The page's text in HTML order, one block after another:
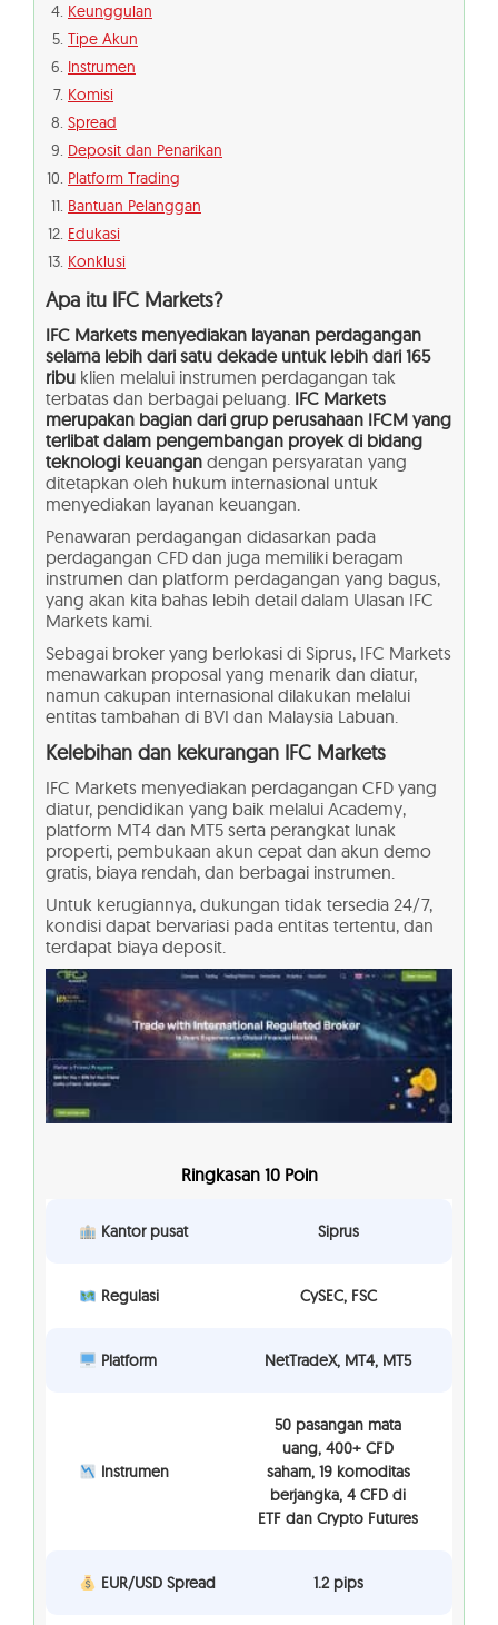
Keunggulan
Tipe Akun
Instrumen
Komisi
Spread
Deposit dan Penarikan
Platform Trading
Bantuan Pelanggan
Edukasi
Konklusi
Apa itu IFC Markets?
IFC Markets menyediakan layanan perdagangan
selama lebih dari satu dekade untuk lebih dari 165
ribu klien melalui instrumen perdagangan tak
terbatas dan berbagai peluang. IFC Markets
merupakan bagian dari grup perusahaan IFCM yang
terlibat dalam pengembangan proyek di bidang
teknologi keuangan dengan persyaratan yang
ditetapkan oleh hukum internasional untuk
menyediakan layanan keuangan.
Penawaran perdagangan didasarkan pada
perdagangan CFD dan juga memiliki beragam
instrumen dan platform perdagangan yang bagus,
yang akan kita bahas lebih detail dalam Ulasan IFC
Markets kami.
Sebagai broker yang berlokasi di Siprus, IFC Markets
menawarkan proposal yang menarik dan diatur,
namun cakupan internasional dilakukan melalui
entitas tambahan di BVI dan Malaysia Labuan.
Kelebihan dan kekurangan IFC Markets
IFC Markets menyediakan perdagangan CFD yang
diatur, pendidikan yang baik melalui Academy,
platform MT4 dan MT5 serta perangkat lunak
properti, pembukaan akun cepat dan akun demo
gratis, biaya rendah, dan berbagai instrumen.
Untuk kerugiannya, dukungan tidak tersedia 24/7,
kondisi dapat bervariasi pada entitas tertentu, dan
terdapat biaya deposit.
Ringkasan 10 Poin
Kantor pusat Siprus
Regulasi CySEC, FSC
Platform NetTradeX, MT4, MT5
Instrumen
50 pasangan mata
uang, 400+ CFD
saham, 19 komoditas
berjangka, 4 CFD di
ETF dan Crypto Futures
EUR/USD Spread 1.2 pips